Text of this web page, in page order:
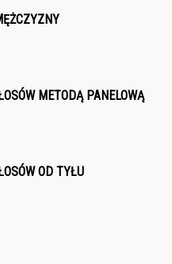
METODĄ PANELOWĄ
OD TYŁU